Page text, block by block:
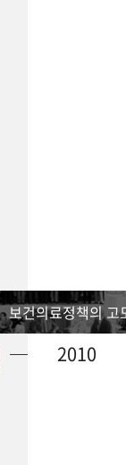
보건의료정책의 고
2010